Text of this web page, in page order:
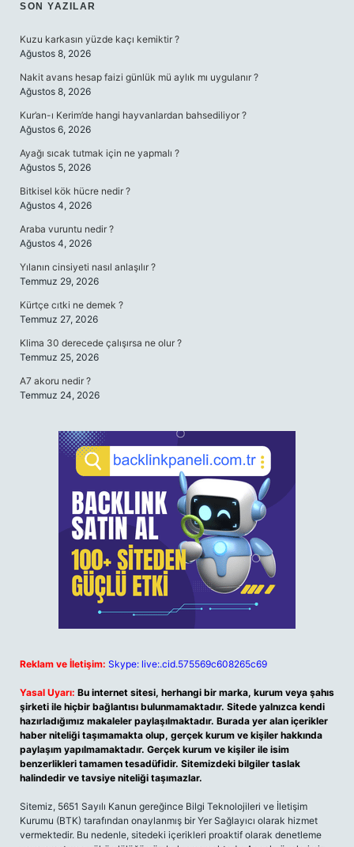
SIDEBAR
SON YAZILAR
Kuzu karkasın yüzde kaçı kemiktir ?
Ağustos 8, 2026
Nakit avans hesap faizi günlük mü aylık mı uygulanır ?
Ağustos 8, 2026
Kur’an-ı Kerim’de hangi hayvanlardan bahsediliyor ?
Ağustos 6, 2026
Ayağı sıcak tutmak için ne yapmalı ?
Ağustos 5, 2026
Bitkisel kök hücre nedir ?
Ağustos 4, 2026
Araba vuruntu nedir ?
Ağustos 4, 2026
Yılanın cinsiyeti nasıl anlaşılır ?
Temmuz 29, 2026
Kürtçe cıtki ne demek ?
Temmuz 27, 2026
Klima 30 derecede çalışırsa ne olur ?
Temmuz 25, 2026
A7 akoru nedir ?
Temmuz 24, 2026
Reklam ve İletişim: Skype: live:.cid.575569c608265c69
Yasal Uyarı: Bu internet sitesi, herhangi bir marka, kurum veya şahıs
şirketi ile hiçbir bağlantısı bulunmamaktadır. Sitede yalnızca kendi
hazırladığımız makaleler paylaşılmaktadır. Burada yer alan içerikler
haber niteliği taşımamakta olup, gerçek kurum ve kişiler hakkında
paylaşım yapılmamaktadır. Gerçek kurum ve kişiler ile isim
benzerlikleri tamamen tesadüfidir. Sitemizdeki bilgiler taslak
halindedir ve tavsiye niteliği taşımazlar.
Sitemiz, 5651 Sayılı Kanun gereğince Bilgi Teknolojileri ve İletişim
Kurumu (BTK) tarafından onaylanmış bir Yer Sağlayıcı olarak hizmet
vermektedir. Bu nedenle, sitedeki içerikleri proaktif olarak denetleme